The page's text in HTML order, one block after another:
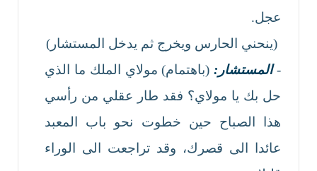
عجل.
(ينحني الحارس ويخرج ثم يدخل المستشار)
-المستشار: (باهتمام) مولاي الملك ما الذي
حل بك يا مولاي؟ فقد طار عقلي من رأسي
هذا الصباح حين خطوت نحو باب المعبد
عائدا الى قصرك، وقد تراجعت الى الوراء